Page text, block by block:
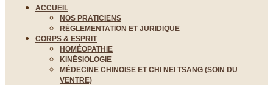
ACCUEIL
NOS PRATICIENS
RÈGLEMENTATION ET JURIDIQUE
CORPS & ESPRIT
HOMÉOPATHIE
KINÉSIOLOGIE
MÉDECINE CHINOISE ET CHI NEI TSANG (SOIN DU
VENTRE)